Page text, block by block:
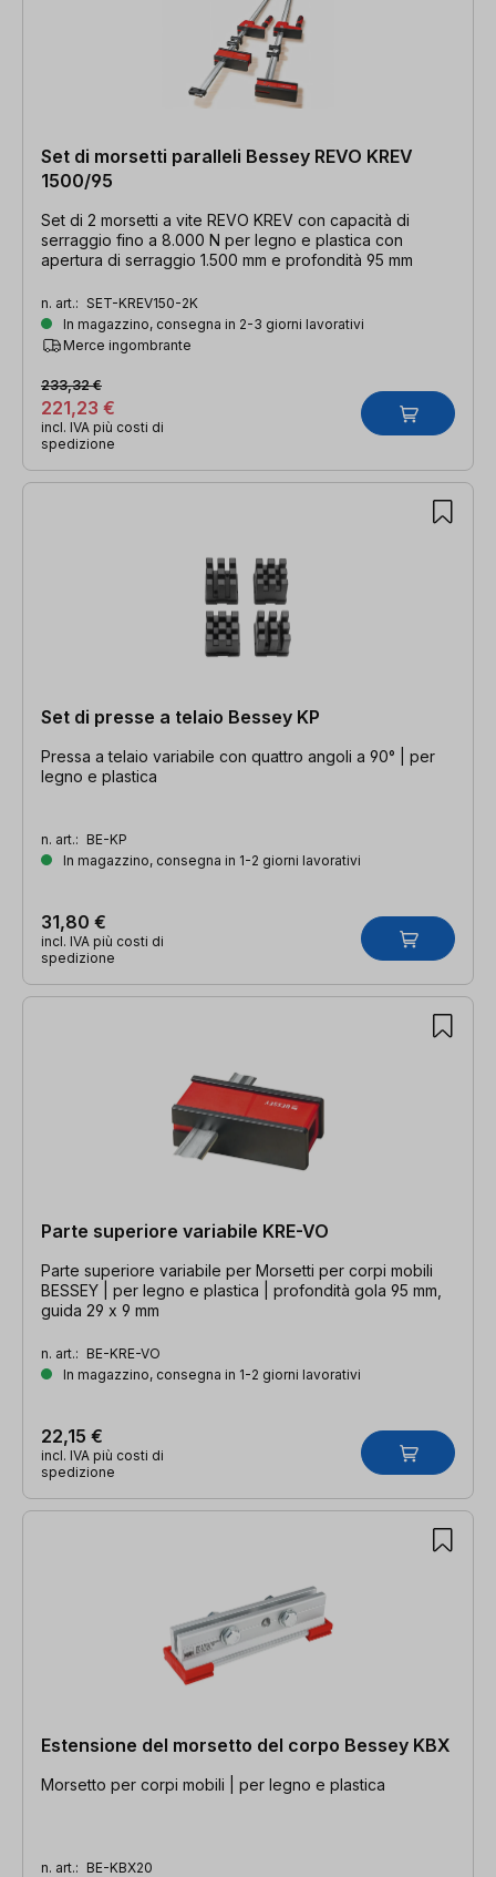
Set di morsetti paralleli Bessey REVO KREV
1500/95
Set di 2 morsetti a vite REVO KREV con capacità di
serraggio fino a 8.000 N per legno e plastica con
apertura di serraggio 1.500 mm e profondità 95 mm
n. art.: SET-KREV150-2K
In magazzino, consegna in 2-3 giorni lavorativi
Merce ingombrante
221,23 €
233,32 €
incl. IVA più costi di
spedizione
Set di presse a telaio Bessey KP
Pressa a telaio variabile con quattro angoli a 90° | per
legno e plastica
n. art.: BE-KP
In magazzino, consegna in 1-2 giorni lavorativi
31,80 €
incl. IVA più costi di
spedizione
Parte superiore variabile KRE-VO
Parte superiore variabile per Morsetti per corpi mobili
BESSEY | per legno e plastica | profondità gola 95 mm,
guida 29 x 9 mm
n. art.: BE-KRE-VO
In magazzino, consegna in 1-2 giorni lavorativi
22,15 €
incl. IVA più costi di
spedizione
Estensione del morsetto del corpo Bessey KBX
Morsetto per corpi mobili | per legno e plastica
n. art.: BE-KBX20